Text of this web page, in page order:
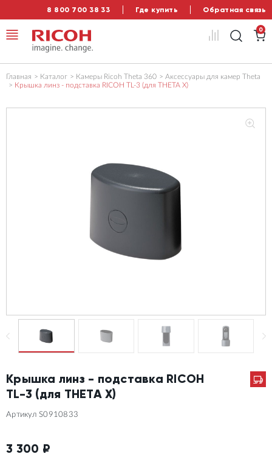
8 800 700 38 33 Где купить Обратная связь
0
Главная Каталог Камеры Ricoh Theta 360
Аксессуары для камер Theta
Крышка линз - подставка RICOH TL-3 (для THETA X)
Крышка линз - подставка RICOH
TL-3 (для THETA X)
Артикул S0910833
3 300 ₽